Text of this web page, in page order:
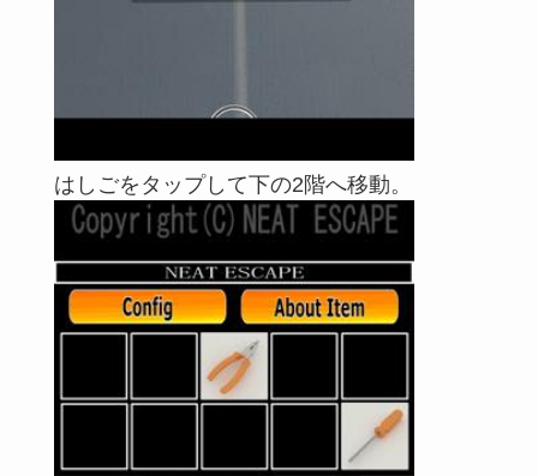
はしごをタップして下の2階へ移動。